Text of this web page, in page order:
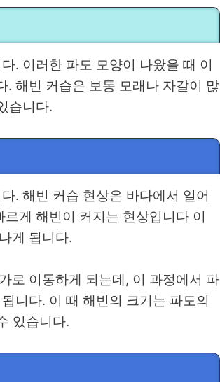
. 이러한 파도 모양이 나왔을 때 이
. 해빈 커습은 보통 모래나 자갈이 많
습니다.
. 해빈 커습 현상은 바다에서 일어
게 해빈이 커지는 현상입니다 이
게 됩니다.
로 이동하게 되는데, 이 과정에서 파
니다. 이 때 해빈의 크기는 파도의
있습니다.